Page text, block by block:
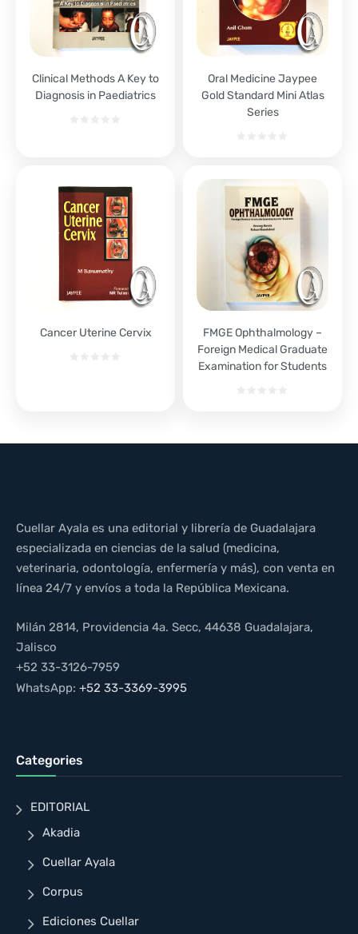
Clinical Methods A Key to
Diagnosis in Paediatrics
Oral Medicine Jaypee
Gold Standard Mini Atlas
Series
Cancer Uterine Cervix
FMGE Ophthalmology –
Foreign Medical Graduate
Examination for Students
Cuellar Ayala es una editorial y librería de Guadalajara
especializada en ciencias de la salud (medicina,
veterinaria, odontología, enfermería y más), con venta en
línea 24/7 y envíos a toda la República Mexicana.
Milán 2814, Providencia 4a. Secc, 44638 Guadalajara,
Jalisco
+52 33-3126-7959
WhatsApp: +52 33-3369-3995
Categories
EDITORIAL
Akadia
Cuellar Ayala
Corpus
Ediciones Cuellar